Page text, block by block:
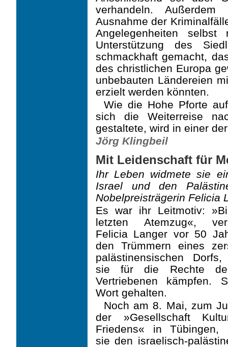
verhandeln.
Ausnahme der
Angelegen­heiten
Unterstützung des
schmackhaft gemacht,
des christlichen Europa
unbebauten Ländereien
erzielt werden könnten.
Wie die Hohe Pforte
sich die Weiterreise
gestaltete, wird in einer
Jörg Klingbeil
Mit Leidenschaft für
Ihr Leben widmete sie
Israel und den
Nobelpreisträgerin Felicia
Es war ihr Leitmotiv:
letzten Atemzug«,
Felicia Langer vor 50
den Trümmern eines
palästinensischen Dorfs,
sie für die Rechte
Vertriebenen kämpfen.
Wort gehalten.
Noch am 8. Mai, zum
der »Gesellschaft
Friedens« in Tübingen,
sie den israelisch-